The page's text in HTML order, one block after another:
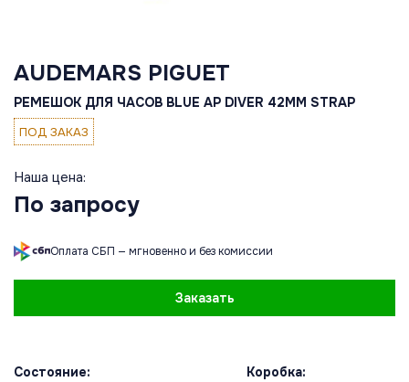
AUDEMARS PIGUET
РЕМЕШОК ДЛЯ ЧАСОВ BLUE AP DIVER 42MM STRAP
ПОД ЗАКАЗ
Наша цена:
По запросу
Оплата СБП — мгновенно и без комиссии
Заказать
Состояние:
Коробка: